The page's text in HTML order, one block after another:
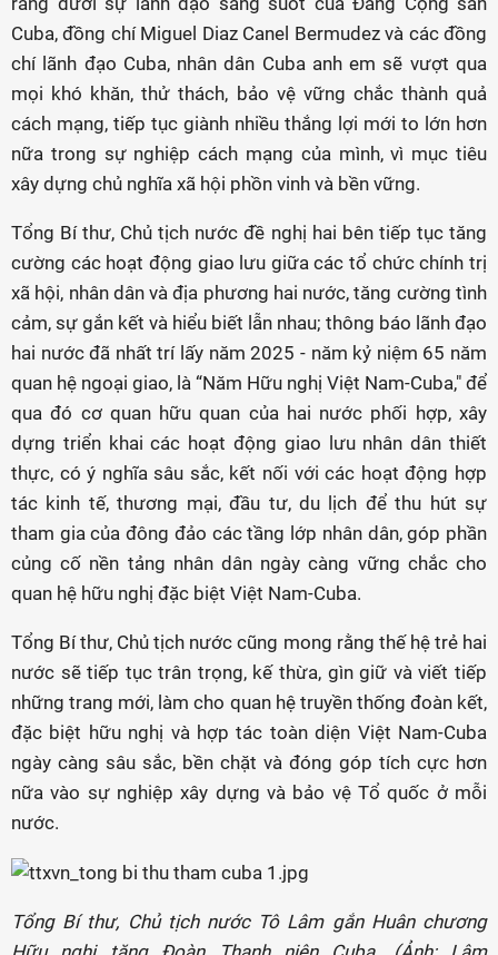
Cuba, đồng chí Miguel Diaz Canel Bermudez và các đồng
chí lãnh đạo Cuba, nhân dân Cuba anh em sẽ vượt qua
mọi khó khăn, thử thách, bảo vệ vững chắc thành quả
cách mạng, tiếp tục giành nhiều thắng lợi mới to lớn hơn
nữa trong sự nghiệp cách mạng của mình, vì mục tiêu
xây dựng chủ nghĩa xã hội phồn vinh và bền vững.
Tổng Bí thư, Chủ tịch nước đề nghị hai bên tiếp tục tăng
cường các hoạt động giao lưu giữa các tổ chức chính trị
xã hội, nhân dân và địa phương hai nước, tăng cường tình
cảm, sự gắn kết và hiểu biết lẫn nhau; thông báo lãnh đạo
hai nước đã nhất trí lấy năm 2025 - năm kỷ niệm 65 năm
quan hệ ngoại giao, là “Năm Hữu nghị Việt Nam-Cuba," để
qua đó cơ quan hữu quan của hai nước phối hợp, xây
dựng triển khai các hoạt động giao lưu nhân dân thiết
thực, có ý nghĩa sâu sắc, kết nối với các hoạt động hợp
tác kinh tế, thương mại, đầu tư, du lịch để thu hút sự
tham gia của đông đảo các tầng lớp nhân dân, góp phần
củng cố nền tảng nhân dân ngày càng vững chắc cho
quan hệ hữu nghị đặc biệt Việt Nam-Cuba.
Tổng Bí thư, Chủ tịch nước cũng mong rằng thế hệ trẻ hai
nước sẽ tiếp tục trân trọng, kế thừa, gìn giữ và viết tiếp
những trang mới, làm cho quan hệ truyền thống đoàn kết,
đặc biệt hữu nghị và hợp tác toàn diện Việt Nam-Cuba
ngày càng sâu sắc, bền chặt và đóng góp tích cực hơn
nữa vào sự nghiệp xây dựng và bảo vệ Tổ quốc ở mỗi
nước.
Tổng Bí thư, Chủ tịch nước Tô Lâm gắn Huân chương